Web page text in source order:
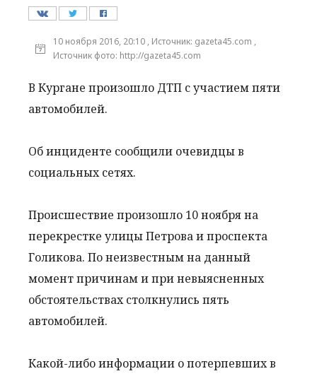
10 ноября 2016, 20:10 , Источник: gazeta45.com ,
Источник фото: http://gazeta45.com
В Кургане произошло ДТП с участием пяти
автомобилей.
Об инциденте сообщили очевидцы в
социальных сетях.
Происшествие произошло 10 ноября на
перекрестке улицы Петрова и проспекта
Голикова. По неизвестным на данный
момент причинам и при невыясненных
обстоятельствах столкнулись пять
автомобилей.
Какой-либо информации о потерпевших в